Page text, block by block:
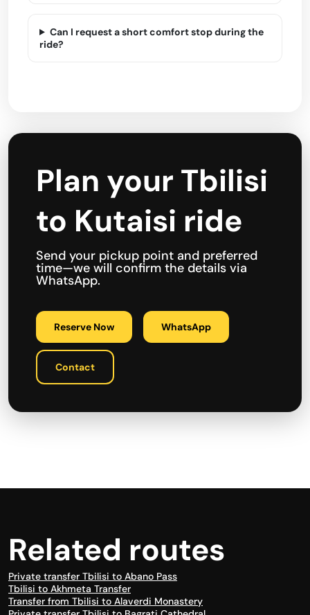
Can I request a short comfort stop during the
ride?
Plan your Tbilisi
to Kutaisi ride
Send your pickup point and preferred
time—we will confirm the details via
WhatsApp.
Reserve Now WhatsApp
Contact
Related routes
Private transfer Tbilisi to Abano Pass
Tbilisi to Akhmeta Transfer
Transfer from Tbilisi to Alaverdi Monastery